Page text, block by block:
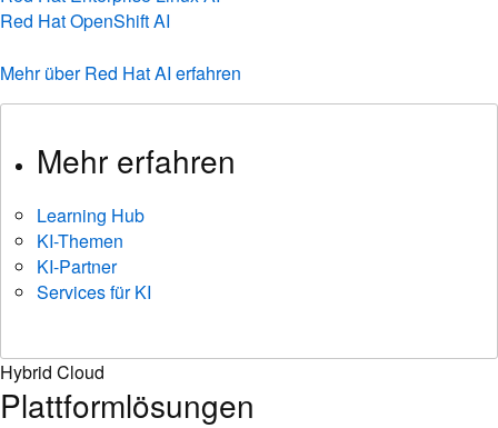
Red Hat OpenShift AI
Mehr über Red Hat AI erfahren
Mehr erfahren
Learning Hub
KI-Themen
KI-Partner
Services für KI
Hybrid Cloud
Plattformlösungen